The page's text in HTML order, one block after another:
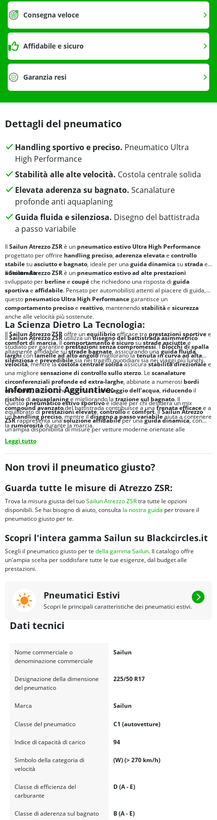
Consegna veloce
Affidabile e sicuro
Garanzia resi
Dettagli del pneumatico
Handling sportivo e preciso. Pneumatico Ultra
High Performance
Stabilità alle alte velocità. Costola centrale solida
Elevata aderenza su bagnato. Scanalature
profonde anti aquaplaning
Guida fluida e silenziosa. Disegno del battistrada
a passo variabile
Il Sailun Atrezzo ZSRè un pneumatico estivo Ultra High Performance
progettato per offrire handling preciso, aderenza elevatae controllo
stabilesuasciutto e bagnato, ideale per una guida dinamicasustradae
autostrada.
IlSailun Atrezzo ZSRè un pneumatico estivo ad alte prestazioni
sviluppato per berlinee coupéche richiedono una risposta di guida
sportivae affidabile. Pensato per automobilisti attenti al piacere di guida,
questo pneumatico Ultra High Performancegarantisce un
comportamento precisoe reattivo, mantenendostabilitàe sicurezza
anche alle velocità più sostenute.
Il Sailun Atrezzo ZSRoffre unequilibrioefficace tra prestazioni sportivee
comfort di marcia. Ilcomportamento è sicurosustrade asciuttee
altamente affidabile sustrade bagnate, assicurando unaguida fluida,
silenziosaeprevedibilesia nei tragitti quotidiani sia nei viaggi più lunghi.
La Scienza Dietro La Tecnologia:
Il Sailun Atrezzo ZSRutilizza undisegno del battistrada asimmetrico
studiato per garantireprestazioni senza compromessi. Iblocchi di spalla
larghiconlamelle ad alto angolomigliorano latenuta in curva ad alta
velocità, mentre lacostola centrale solidaassicurastabilità direzionalee
una migliore sensazione di controllosullo sterzo. Le scanalature
circonferenziali profonde ed extra-larghe, abbinate a numerosi bordi
mordenti, favoriscono un efficacedrenaggio dell’acqua, riducendo il
rischiodi aquaplaninge migliorando latrazione sul bagnato. Il
compound avanzatodel battistrada contribuisce a unafrenata efficacee a
unhandling preciso, mentre ildisegno a passo variabileaiuta a contenere
larumorositàdurante la marcia.
Informazioni Aggiuntive:
Questopneumatico estivo sportivoè ideale per chi desidera un mix
equilibrato diprestazioni elevate,controlloecomfort. IlSailun Atrezzo
ZSRrappresenta unasoluzione affidabileper unaguida dinamica, con
un’ampia disponibilità di misure per vetture moderne orientate alle
prestazioni.
Leggi tutto
Non trovi il pneumatico giusto?
Guarda tutte le misure di Atrezzo ZSR:
Trova la misura giusta del tuoSailun Atrezzo ZSRtra tutte le opzioni
disponibili. Se hai bisogno di aiuto, consulta la nostra guida per trovare il
pneumatico giusto per te.
Scopri l'intera gamma Sailun su Blackcircles.it
Scegli il pneumatico giusto per te della gamma Sailun. Il catalogo offre
un'ampia scelta per soddisfare tutte le tue esigenze, dal budget alle
prestazioni.
Pneumatici Estivi
Scopri le principali caratteristiche dei pneumatici estivi.
Dati tecnici
Nome commerciale o
denominazione commerciale
Sailun
Designazione della dimensione
del pneumatico
225/50 R17
Marca Sailun
Classe del pneumatico C1 (autovetture)
Indice di capacità di carico 94
Simbolo della categoria di
velocità
(W) (> 270 km/h)
Classe di efficienza del
carburante
D (A - E)
Classe di aderenza sul bagnato B (A - E)